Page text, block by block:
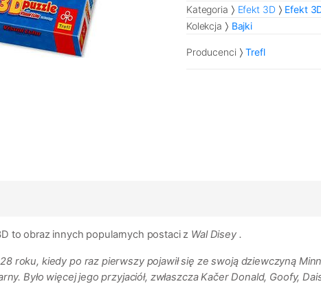
Kategoria
Efekt 3D
Efekt
Kolekcja
Bajki
Producenci Trefl
to obraz innych popularnych postaci z Wal Disey .
roku, kiedy po raz pierwszy pojawił się ze swoją dziewczyną
Było więcej jego przyjaciół, zwłaszcza Kačer Donald, Goofy,